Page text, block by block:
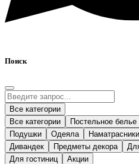
Поиск
Все категории
Все категории
Постельное белье
Подушки
Одеяла Наматрасники
Дивандек
Предметы декора
Для гостиниц
Акции